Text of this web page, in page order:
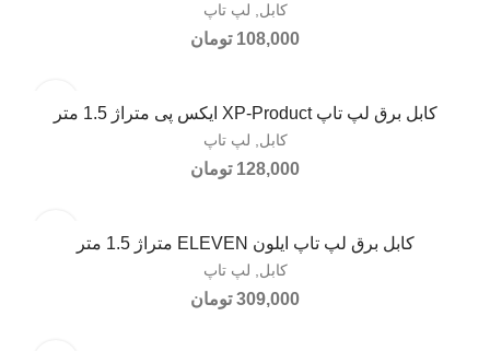
کابل, لپ تاپ
108,000 تومان
افزودن به سبد خریدکابل برق لپ تاپ XP-Product ایکس پی متراژ 1.5 متر
کابل, لپ تاپ
128,000 تومان
افزودن به سبد خریدکابل برق لپ تاپ ایلون ELEVEN متراژ 1.5 متر
کابل, لپ تاپ
309,000 تومان